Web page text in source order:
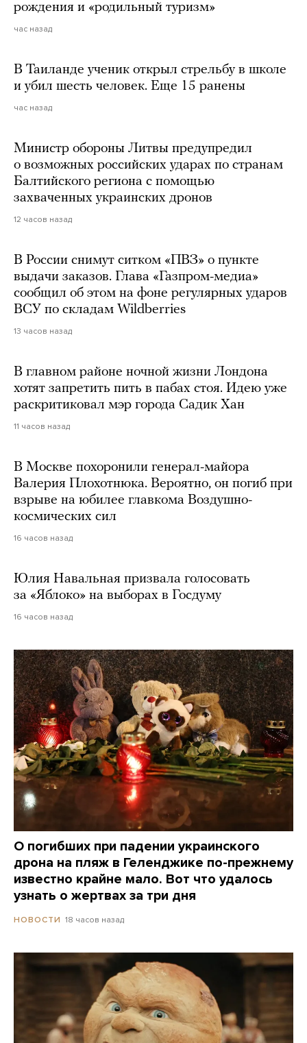
рождения и «родильный туризм»
час назад
В Таиланде ученик открыл стрельбу в школе
и убил шесть человек. Еще 15 ранены
час назад
Министр обороны Литвы предупредил
о возможных российских ударах по странам
Балтийского региона с помощью
захваченных украинских дронов
12 часов назад
В России снимут ситком «ПВЗ» о пункте
выдачи заказов. Глава «Газпром-медиа»
сообщил об этом на фоне регулярных ударов
ВСУ по складам Wildberries
13 часов назад
В главном районе ночной жизни Лондона
хотят запретить пить в пабах стоя. Идею уже
раскритиковал мэр города Садик Хан
11 часов назад
В Москве похоронили генерал-майора
Валерия Плохотнюка. Вероятно, он погиб при
взрыве на юбилее главкома Воздушно-
космических сил
16 часов назад
Юлия Навальная призвала голосовать
за «Яблоко» на выборах в Госдуму
16 часов назад
О погибших при падении украинского
дрона на пляж в Геленджике по-прежнему
известно крайне мало. Вот что удалось
узнать о жертвах за три дня
НОВОСТИ 18 часов назад